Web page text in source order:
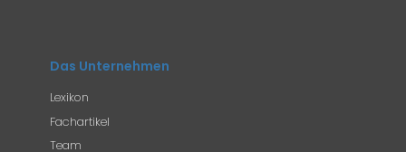
Das Unternehmen
Lexikon
Fachartikel
Team